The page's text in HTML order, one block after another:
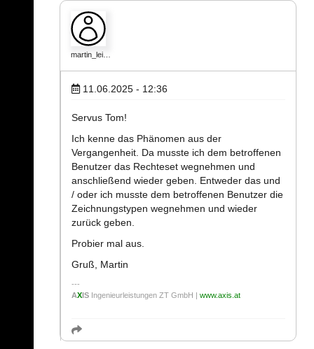
martin_lei…
11.06.2025 - 12:36
Servus Tom!
Ich kenne das Phänomen aus der
Vergangenheit. Da musste ich dem betroffenen
Benutzer das Rechteset wegnehmen und
anschließend wieder geben. Entweder das und
/ oder ich musste dem betroffenen Benutzer die
Zeichnungstypen wegnehmen und wieder
zurück geben.
Probier mal aus.
Gruß, Martin
AXIS Ingenieurleistungen ZT GmbH | www.axis.at